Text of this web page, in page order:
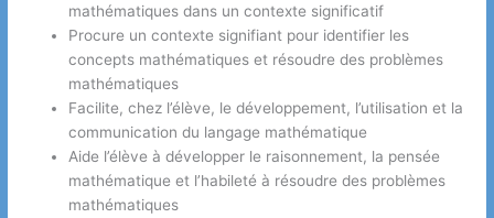
mathématiques dans un contexte significatif
Procure un contexte signifiant pour identifier les
concepts mathématiques et résoudre des problèmes
mathématiques
Facilite, chez l’élève, le développement, l’utilisation et la
communication du langage mathématique
Aide l’élève à développer le raisonnement, la pensée
mathématique et l’habileté à résoudre des problèmes
mathématiques